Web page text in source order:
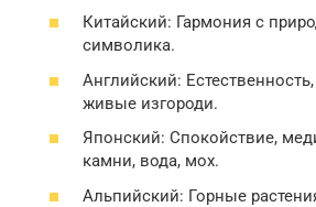
Китайский: Гармония с
символика.
Английский:
живые изгороди.
Японский: Спокойствие,
камни, вода, мох.
Альпийский: Горные